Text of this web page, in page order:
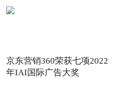
京东营销360荣获七项2022
年IAI国际广告大奖